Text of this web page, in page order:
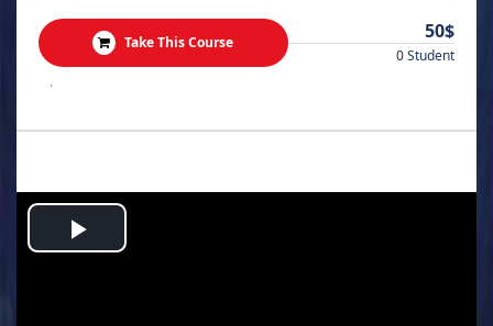
Take This Course 50$
0 Student
.
Play